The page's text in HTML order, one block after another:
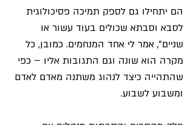
הם יתחילו גם לספק תמיכה פסיכולוגית
לסבא וסבתא שכולים בעוד עשור או
שניים", אמר לי אחד המנחמים. כמובן, כל
מקרה הוא שונה וגם התגובות אליו – כפי
שהתהייה כיצד לנהוג משתנה מאדם לאדם
ומשבוע לשבוע.